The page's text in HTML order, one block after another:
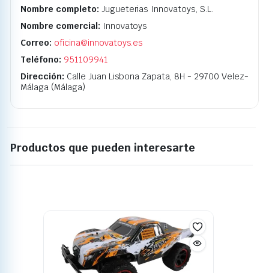
Nombre completo: Jugueterias Innovatoys, S.L.
Nombre comercial: Innovatoys
Correo: oficina@innovatoys.es
Teléfono: 951109941
Dirección: Calle Juan Lisbona Zapata, 8H - 29700 Velez-
Málaga (Málaga)
Productos que pueden interesarte